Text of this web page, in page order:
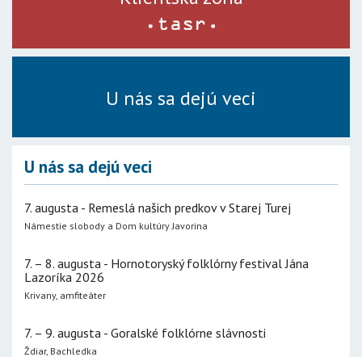
U nás sa dejú veci
U nás sa dejú veci
7. augusta - Remeslá našich predkov v Starej Turej
Námestie slobody a Dom kultúry Javorina
7. – 8. augusta - Hornotoryský folklórny festival Jána
Lazoríka 2026
Krivany, amfiteáter
7. – 9. augusta - Goralské folklórne slávnosti
Ždiar, Bachledka